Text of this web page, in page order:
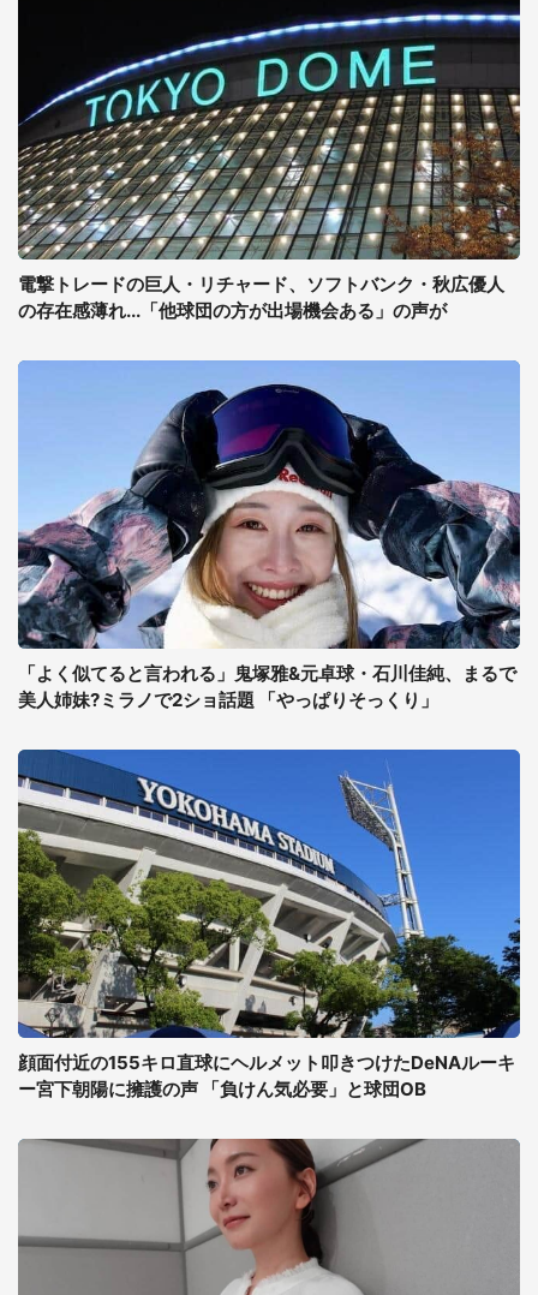
電撃トレードの巨人・リチャード、ソフトバンク・秋広優人
の存在感薄れ...「他球団の方が出場機会ある」の声が
「よく似てると言われる」鬼塚雅&元卓球・石川佳純、まるで
美人姉妹?ミラノで2ショ話題 「やっぱりそっくり」
顔面付近の155キロ直球にヘルメット叩きつけたDeNAルーキ
ー宮下朝陽に擁護の声 「負けん気必要」と球団OB